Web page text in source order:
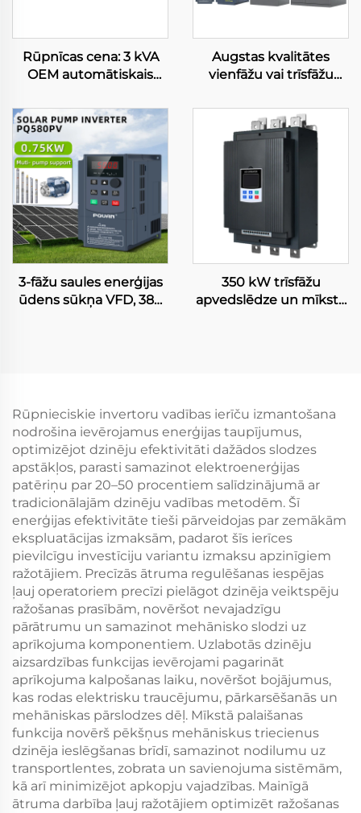
Rūpnīcas cena: 3 kVA
OEM automātiskais
3 va, 220 V/110 V,
vienfāzes un trīsfāzes
AVR ar servomotoru
vadību
Augstas kvalitātes
vienfāžu vai trīsfāžu
maiņstrāvas vadības
ierīce, 630 kW mainīgā
biežuma invertors ar
PWM vadību
un kompresoram
3-fāžu saules enerģijas
ūdens sūkņa VFD, 380
350 kW trīsfāžu
apvedslēdze un mīkstā
dzesēšana, 50/60 Hz
Rūpnieciskie invertoru vadības ierīču izmantošana
nodrošina ievērojamus enerģijas taupījumus,
optimizējot dzinēju efektivitāti dažādos slodzes
apstākļos, parasti samazinot elektroenerģijas
patēriņu par 20–50 procentiem salīdzinājumā ar
tradicionālajām dzinēju vadības metodēm. Šī
enerģijas efektivitāte tieši pārveidojas par zemākām
ekspluatācijas izmaksām, padarot šīs ierīces
pievilcīgu investīciju variantu izmaksu apzinīgiem
ražotājiem. Precīzās ātruma regulēšanas iespējas
ļauj operatoriem precīzi pielāgot dzinēja veiktspēju
ražošanas prasībām, novēršot nevajadzīgu
pārātrumu un samazinot mehānisko slodzi uz
aprīkojuma komponentiem. Uzlabotās dzinēju
aizsardzības funkcijas ievērojami pagarināt
aprīkojuma kalpošanas laiku, novēršot bojājumus,
kas rodas elektrisku traucējumu, pārkarsēšanās un
mehāniskas pārslodzes dēļ. Mīkstā palaišanas
funkcija novērš pēkšņus mehāniskus triecienus
dzinēja ieslēgšanas brīdī, samazinot nodilumu uz
transportlentes, zobrata un savienojuma sistēmām,
kā arī minimizējot apkopju vajadzības. Mainīgā
ātruma darbība ļauj ražotājiem optimizēt ražošanas